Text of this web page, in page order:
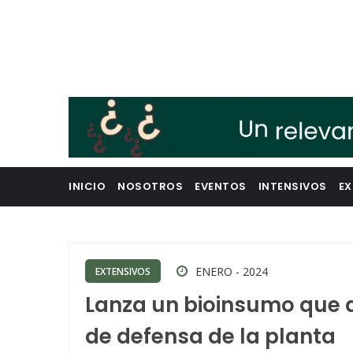
INICIO NOSOTROS EVENTOS INTENSIVOS
EXTENSIVOS ENERO - 2024
Lanza un bioinsumo
de defensa de la planta